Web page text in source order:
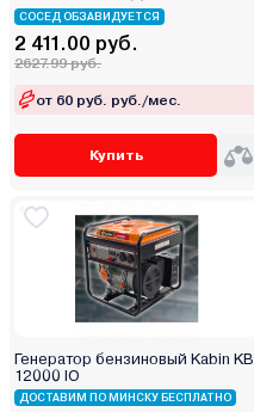
СОСЕД ОБЗАВИДУЕТСЯ
2 411.00 руб.
2627.99 руб.
от 60 руб. руб./мес.
Купить
Генератор бензиновый Kabin KB
12000 IО
ДОСТАВИМ ПО МИНСКУ БЕСПЛАТНО